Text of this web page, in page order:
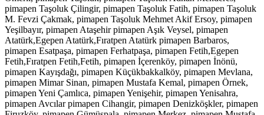
pimapen Taşoluk Çilingir, pimapen Taşoluk Fatih, pimapen Taşoluk
M. Fevzi Çakmak, pimapen Taşoluk Mehmet Akif Ersoy, pimapen
Yeşilbayır, pimapen Ataşehir pimapen Aşık Veysel, pimapen
Atatürk,Egepen Atatürk,Fıratpen Atatürk pimapen Barbaros,
pimapen Esatpaşa, pimapen Ferhatpaşa, pimapen Fetih,Egepen
Fetih,Fıratpen Fetih,Fetih, pimapen İçerenköy, pimapen İnönü,
pimapen Kayışdağı, pimapen Küçükbakkalköy, pimapen Mevlana,
pimapen Mimar Sinan, pimapen Mustafa Kemal, pimapen Örnek,
pimapen Yeni Çamlıca, pimapen Yenişehir, pimapen Yenisahra,
pimapen Avcılar pimapen Cihangir, pimapen Denizköşkler, pimapen